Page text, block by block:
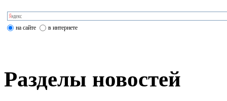
на сайте в интернете
Разделы новостей